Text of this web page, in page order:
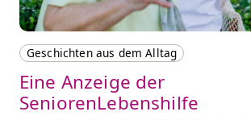
Geschichten aus dem Alltag
Eine Anzeige der
SeniorenLebenshilfe